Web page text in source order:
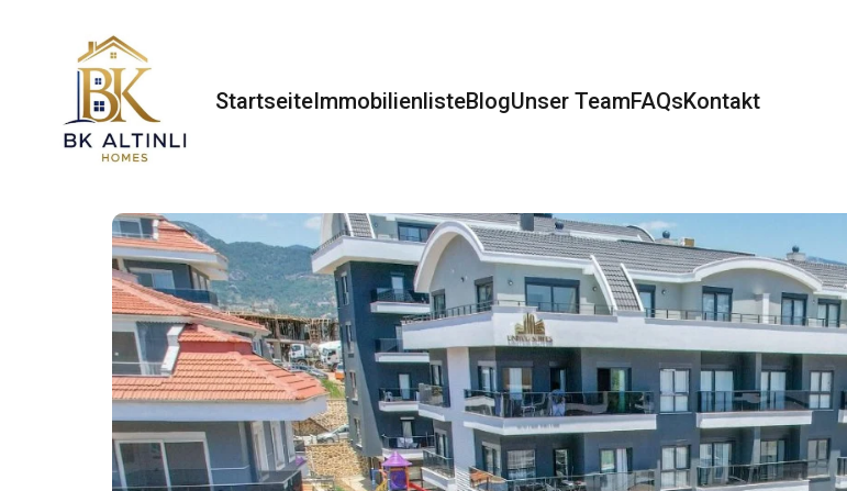
StartseiteImmobilienlisteBlogUnser TeamFAQsKontakt